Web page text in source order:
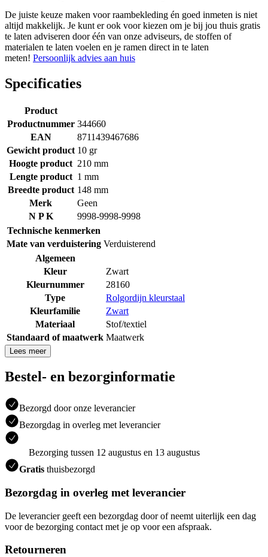
De juiste keuze maken voor raambekleding én goed inmeten is niet
altijd makkelijk. Je kunt er ook voor kiezen om je bij jou thuis gratis
te laten adviseren door één van onze adviseurs, de stoffen of
materialen te laten voelen en je ramen direct in te laten
meten! Persoonlijk advies aan huis
Specificaties
Product
Productnummer 344660
EAN
8711439467686
Gewicht product 10 gr
Hoogte product 210 mm
Lengte product 1 mm
Breedte product 148 mm
Merk
Geen
N P K
9998-9998-9998
Technische kenmerken
Mate van verduistering Verduisterend
Algemeen
Kleur
Zwart
Kleurnummer
28160
Type
Rolgordijn kleurstaal
Kleurfamilie
Zwart
Materiaal
Stof/textiel
Standaard of maatwerk Maatwerk
Lees meer
Bestel- en bezorginformatie
Bezorgd door onze leverancier
Bezorgdag in overleg met leverancier
Bezorging tussen 12 augustus en 13 augustus
Gratis thuisbezorgd
Bezorgdag in overleg met leverancier
De leverancier geeft een bezorgdag door of neemt uiterlijk een dag
voor de bezorging contact met je op voor een afspraak.
Retourneren